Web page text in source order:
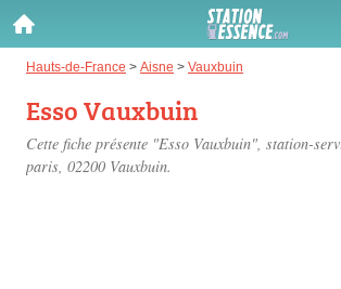
Hauts-de-France > Aisne > Vauxbuin
Esso Vauxbuin
Cette fiche présente "Esso Vauxbuin", station-
paris, 02200 Vauxbuin.
Gazole :
Disponible
SP 98 :